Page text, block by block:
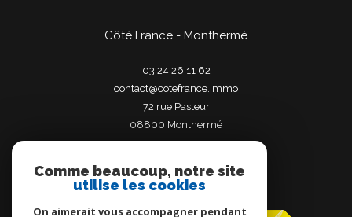
Côté France - Monthermé
03 24 26 11 62
contact@cotefrance.immo
72 rue Pasteur
08800
monthermé
Adhérents
Comme beaucoup, notre site
utilise les cookies
On aimerait vous accompagner pendant